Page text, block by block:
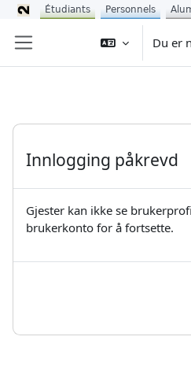
Du er
Innlogging påkrevd
Gjester kan ikke se
brukerkonto for å fortsette.
Étudiants Personnels